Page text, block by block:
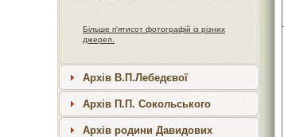
Більше п'ятисот фотографій із різних
джерел.
Архів В.П.Лебедєвої
Архів П.П. Сокольського
Архів родини Давидових